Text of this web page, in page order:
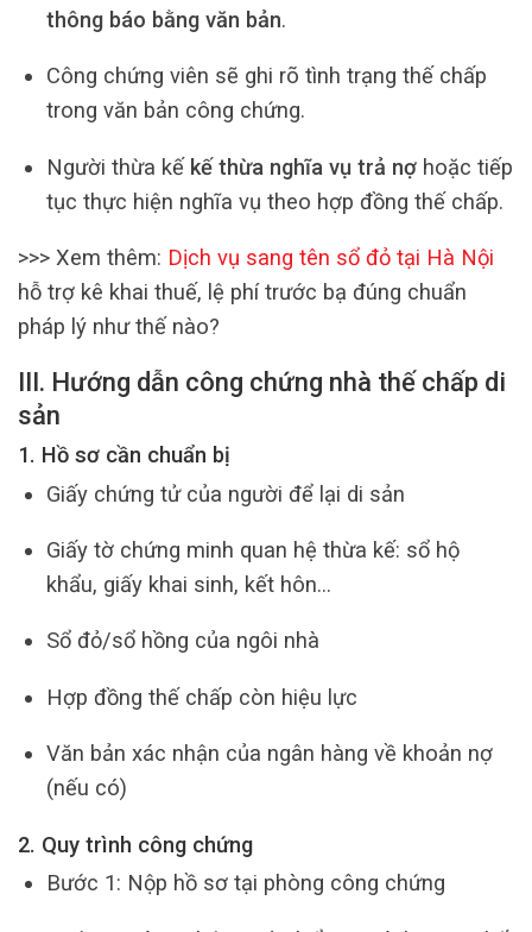
thông báo bằng văn bản.
Công chứng viên sẽ ghi rõ tình trạng thế chấp
trong văn bản công chứng.
Người thừa kế kế thừa nghĩa vụ trả nợhoặc tiếp
tục thực hiện nghĩa vụ theo hợp đồng thế chấp.
>>> Xem thêm: Dịch vụ sang tên sổ đỏ tại Hà Nội
hỗ trợ kê khai thuế, lệ phí trước bạ đúng chuẩn
pháp lý như thế nào?
III. Hướng dẫn công chứng nhà thế chấp di
sản
1. Hồ sơ cần chuẩn bị
Giấy chứng tử của người để lại di sản
Giấy tờ chứng minh quan hệ thừa kế: sổ hộ
khẩu, giấy khai sinh, kết hôn…
Sổ đỏ/sổ hồng của ngôi nhà
Hợp đồng thế chấp còn hiệu lực
Văn bản xác nhận của ngân hàng về khoản nợ
(nếu có)
2. Quy trình công chứng
Bước 1: Nộp hồ sơ tại phòng công chứng